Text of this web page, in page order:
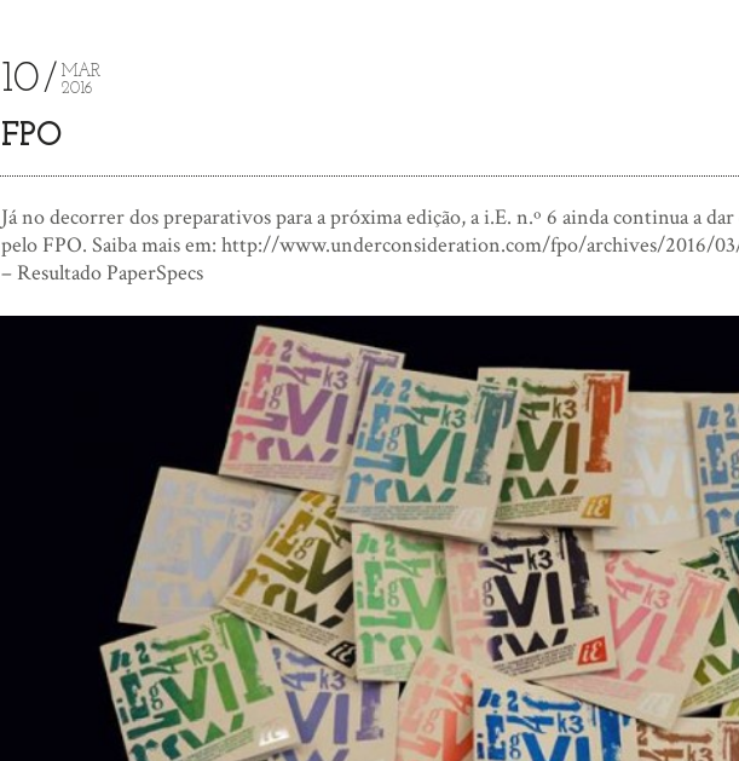
10
MAR
2016
FPO
Já no decorrer dos preparativos para a próxima edição, a i.E. n.º 6 ainda continua a
pelo FPO. Saiba mais em: http://www.underconsideration.com/fpo/archives/2016/
– Resultado PaperSpecs